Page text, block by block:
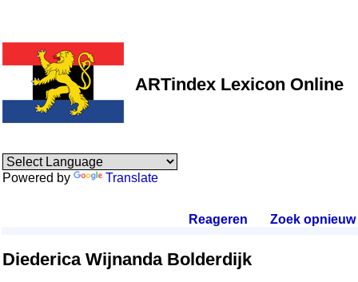
ARTindex Lexicon Online
Powered by Translate
Reageren Zoek opnieuw.
Diederica Wijnanda Bolderdijk